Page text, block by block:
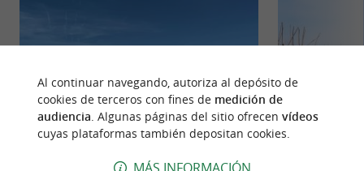
Al continuar navegando, autoriza al depósito de
cookies de terceros con fines de medición de
audiencia. Algunas páginas del sitio ofrecen vídeos
cuyas plataformas también depositan cookies.